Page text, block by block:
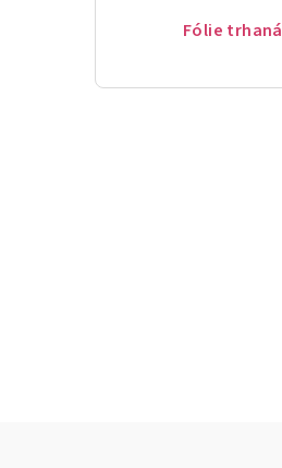
Fólie trhaná